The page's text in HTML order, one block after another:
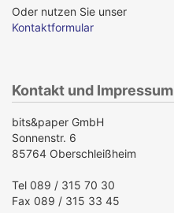
Oder nutzen Sie unser
Kontaktformular
Kontakt und Impressum
bits&paper GmbH
Sonnenstr. 6
85764 Oberschleißheim
Tel 089 / 315 70 30
Fax 089 / 315 33 45